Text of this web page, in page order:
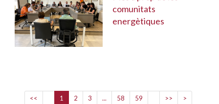
comunitats
energètiques
<< 1 2 3 ... 58 59 >> >